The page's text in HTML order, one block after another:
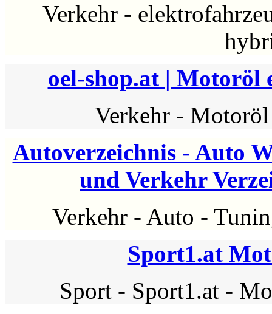
Verkehr-
oel-shop.at | Motoröl
Verkehr- Motoröl
Autoverzeichnis - Auto
und Verkehr
Verkehr - Auto -
Sport1.at
Sport- Sport1.at-